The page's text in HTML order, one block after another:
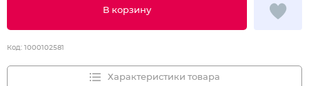
В корзину
Код: 1000102581
Характеристики товара